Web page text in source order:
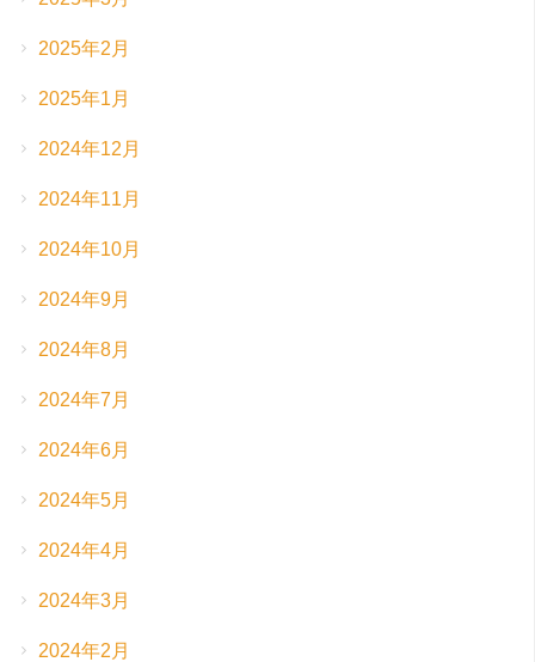
2025年2月
2025年1月
2024年12月
2024年11月
2024年10月
2024年9月
2024年8月
2024年7月
2024年6月
2024年5月
2024年4月
2024年3月
2024年2月